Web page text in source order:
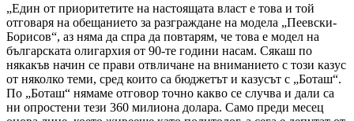
„Един от приоритетите на настоящата власт е това и той
отговаря на обещанието за разграждане на модела „Пеевски-
Борисов“, аз няма да спра да повтарям, че това е модел на
българската олигархия от 90-те години насам. Сякаш по
някакъв начин се прави отвличане на вниманието с този казус
от няколко теми, сред които са бюджетът и казусът с „Боташ“.
По „Боташ“ нямаме отговор точно какво се случва и дали са
ни опростени тези 360 милиона долара. Само преди месец